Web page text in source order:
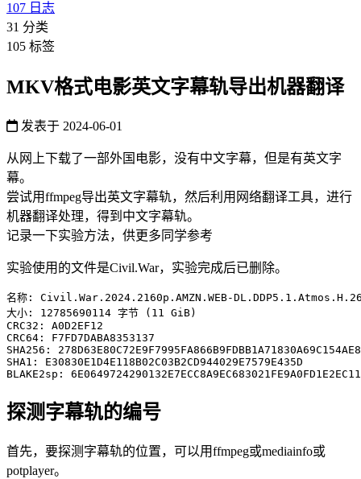
107 日志
31 分类
105 标签
MKV格式电影英文字幕轨导出机器翻译
发表于 2024-06-01
从网上下载了一部外国电影，没有中文字幕，但是有英文字
幕。
尝试用ffmpeg导出英文字幕轨，然后利用网络翻译工具，进行
机器翻译处理，得到中文字幕轨。
记录一下实验方法，供更多同学参考
实验使用的文件是Civil.War，实验完成后已删除。
名称: Civil.War.2024.2160p.AMZN.WEB-
大小: 12785690114 字节 (11 GiB)
CRC32: A0D2EF12
CRC64: F7FD7DABA8353137
SHA256:
SHA1: E30830E1D4E118B02C03B2CD944029E7579E435D
BLAKE2sp:
探测字幕轨的编号
首先，要探测字幕轨的位置，可以用ffmpeg或mediainfo或
potplayer。